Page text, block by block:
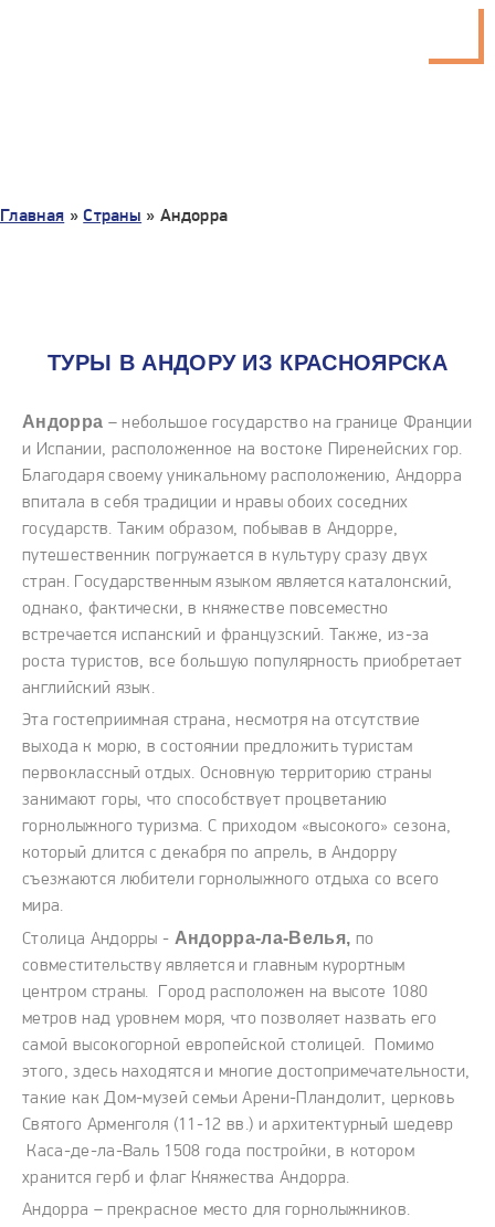
Главная »Страны »Андорра
ТУРЫ В АНДОРУ ИЗ КРАСНОЯРСКА
Андорра – небольшое государство на границе Франции
и Испании, расположенное на востоке Пиренейских гор.
Благодаря своему уникальному расположению, Андорра
впитала в себя традиции и нравы обоих соседних
государств. Таким образом, побывав в Андорре,
путешественник погружается в культуру сразу двух
стран. Государственным языком является каталонский,
однако, фактически, в княжестве повсеместно
встречается испанский и французский. Также, из-за
роста туристов, все большую популярность приобретает
английский язык.
Эта гостеприимная страна, несмотря на отсутствие
выхода к морю, в состоянии предложить туристам
первоклассный отдых. Основную территорию страны
занимают горы, что способствует процветанию
горнолыжного туризма. С приходом «высокого» сезона,
который длится с декабря по апрель, в Андорру
съезжаются любители горнолыжного отдыха со всего
мира.
Столица Андорры - Андорра-ла-Велья, по
совместительству является и главным курортным
центром страны. Город расположен на высоте 1080
метров над уровнем моря, что позволяет назвать его
самой высокогорной европейской столицей. Помимо
этого, здесь находятся и многие достопримечательности,
такие как Дом-музей семьи Арени-Пландолит, церковь
Святого Арменголя (11-12 вв.) и архитектурный шедевр
Каса-де-ла-Валь 1508 года постройки, в котором
хранится герб и флаг Княжества Андорра.
Андорра – прекрасное место для горнолыжников.